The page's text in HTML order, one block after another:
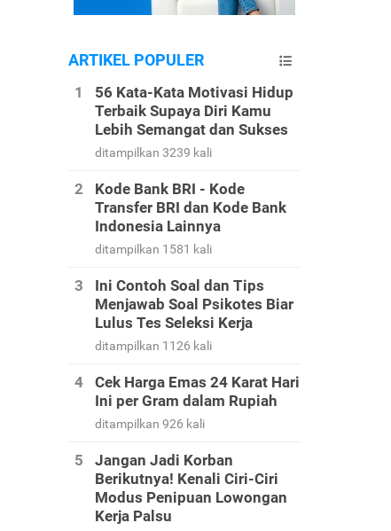
ARTIKEL POPULER
56 Kata-Kata Motivasi Hidup
Terbaik Supaya Diri Kamu
Lebih Semangat dan Sukses
ditampilkan 3239 kali
Kode Bank BRI - Kode
Transfer BRI dan Kode Bank
Indonesia Lainnya
ditampilkan 1581 kali
Ini Contoh Soal dan Tips
Menjawab Soal Psikotes Biar
Lulus Tes Seleksi Kerja
ditampilkan 1126 kali
Cek Harga Emas 24 Karat Hari
Ini per Gram dalam Rupiah
ditampilkan 926 kali
Jangan Jadi Korban
Berikutnya! Kenali Ciri-Ciri
Modus Penipuan Lowongan
Kerja Palsu